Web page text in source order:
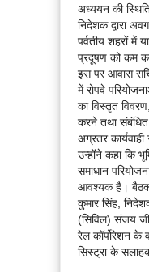
अध्ययन की
निदेशक द्वारा
पर्वतीय शहरों में
प्रदूषण को कम
इस पर आवास
में रोपवे
का विस्तृत
करने तथा संबंधित
अग्रतर
उन्होंने कहा कि
समाधान
आवश्यक है। बैठक
कुमार सिंह,
(सिविल) संजय
रेल कॉर्पोरेशन के
सिस्ट्रा के